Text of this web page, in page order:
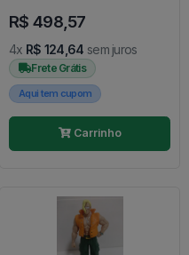
R$ 498,57
4x R$ 124,64 sem juros
Frete Grátis
Aqui tem cupom
Carrinho